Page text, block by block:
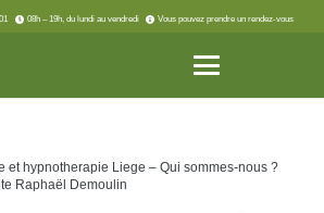
08h – 19h, du lundi au vendredi Vous pouvez prendre un rendez-vous
et hypnotherapie Liege – Qui sommes-nous ?
Raphaël Demoulin